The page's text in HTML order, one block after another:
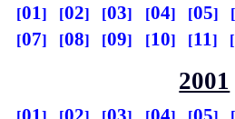
01 02 03 04 05
07
08 09 10 11
2001